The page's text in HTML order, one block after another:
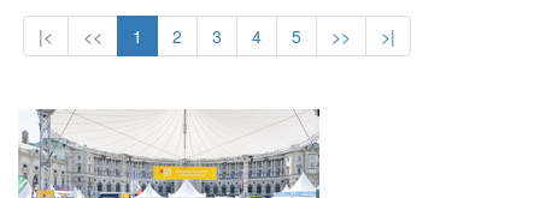
|< << 1 2 3 4 5 >> >|